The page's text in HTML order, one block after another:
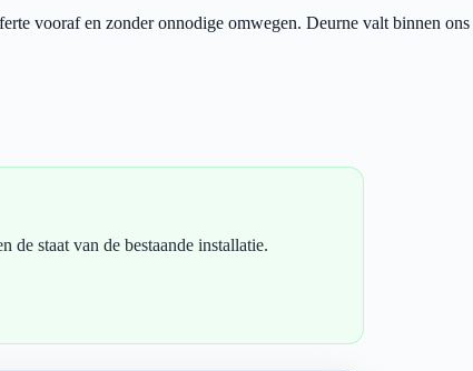
vooraf en zonder onnodige omwegen. Deurne valt binnen ons
de staat van de bestaande installatie.